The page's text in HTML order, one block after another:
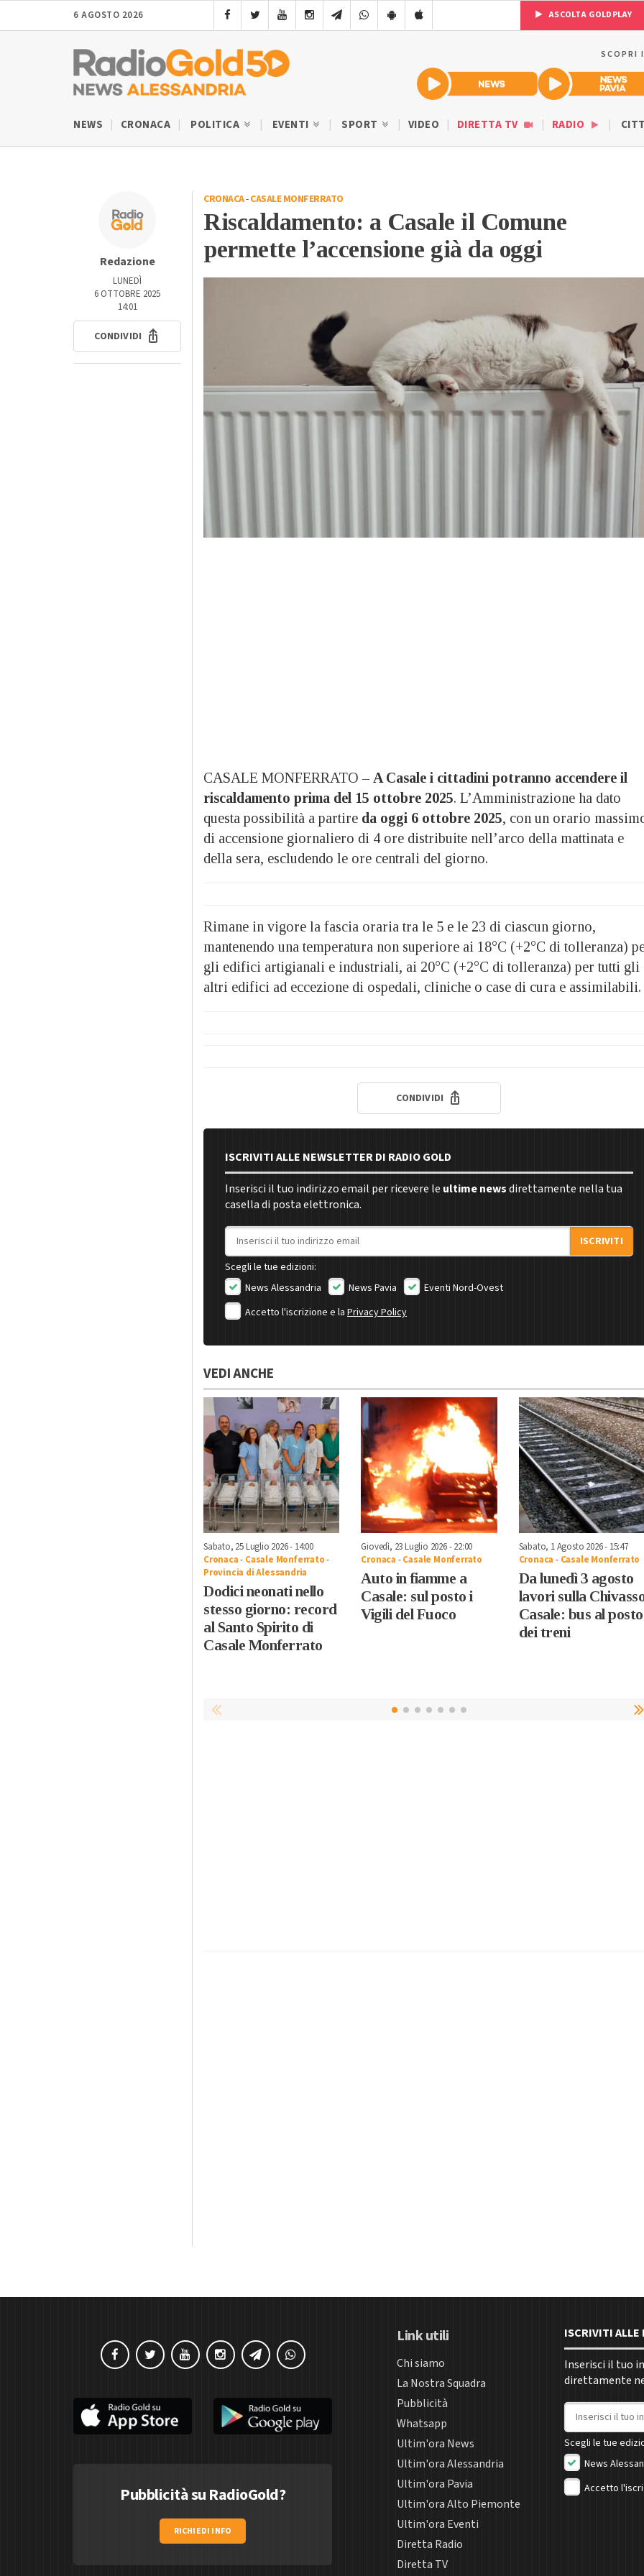
6 AGOSTO 2026 ASCOLTA GOLDPLAY
SCOPRI
NEWS CRONACA POLITICA EVENTI SPORT VIDEO DIRETTA TV RADIO
Redazione
LUNEDÌ
6 OTTOBRE 2025
14:01
CONDIVIDI
CRONACA-CASALE MONFERRATO
Riscaldamento: a Casale il Comune
permette l’accensione già da oggi
CASALE MONFERRATO – A Casale i cittadini potranno accendere il
riscaldamento prima del 15 ottobre 2025. L’Amministrazione ha dato
questa possibilità a partire da oggi 6 ottobre 2025, con un orario
di accensione giornaliero di 4 ore distribuite nell’arco della mattinata e
della sera, escludendo le ore centrali del giorno.
Rimane in vigore la fascia oraria tra le 5 e le 23 di ciascun giorno,
mantenendo una temperatura non superiore ai 18°C (+2°C di tolleranza)
gli edifici artigianali e industriali, ai 20°C (+2°C di tolleranza) per tutti gli
altri edifici ad eccezione di ospedali, cliniche o case di cura e assimilabili.
CONDIVIDI
ISCRIVITI ALLE NEWSLETTER DI RADIO GOLD
Inserisci il tuo indirizzo email per ricevere le ultime newsdirettamente nella tua
casella di posta elettronica.
Indirizzo email
ISCRIVITI
Scegli le tue edizioni:
News Alessandria
News Pavia
Eventi Nord-Ovest
Accetto l'iscrizione e la Privacy Policy
VEDI ANCHE
Sabato, 25 Luglio 2026 - 14:00
Cronaca- Casale Monferrato-
Provincia di Alessandria
Dodici neonati nello
stesso giorno: record
al Santo Spirito di
Casale Monferrato
Giovedì, 23 Luglio 2026 - 22:00
Cronaca -Casale Monferrato
Auto in fiamme a
Casale: sul posto i
Vigili del Fuoco
Sabato, 1 Agosto 2026 - 15:47
Cronaca - Casale Monferrato
Da lunedì 3 agosto
lavori sulla
Casale: bus al posto
dei treni
Pubblicità su RadioGold?
RICHIEDI INFO
Link utili
Chi siamo
La Nostra Squadra
Pubblicità
Whatsapp
Ultim'ora News
Ultim'ora Alessandria
Ultim'ora Pavia
Ultim'ora Alto Piemonte
Ultim'ora Eventi
Diretta Radio
Diretta TV
ISCRIVITI ALLE
Inserisci il tuo
direttamente
Indirizzo email
Scegli le tue
News
Accetto